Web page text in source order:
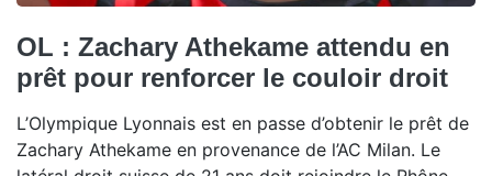
OL : Zachary Athekame attendu en
prêt pour renforcer le couloir droit
L’Olympique Lyonnais est en passe d’obtenir le prêt de
Zachary Athekame en provenance de l’AC Milan. Le